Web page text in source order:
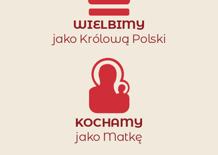
WIELBIMY
jako Królową Polski
KOCHAMY
jako Matkę